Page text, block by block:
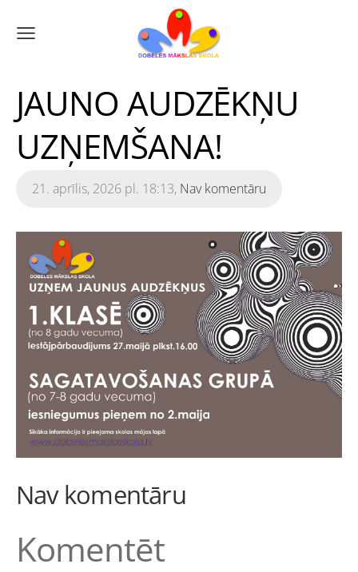
JAUNO AUDZĒKŅU
UZŅEMŠANA!
21. aprīlis, 2026 pl. 18:13, Nav komentāru
Nav komentāru
Komentēt